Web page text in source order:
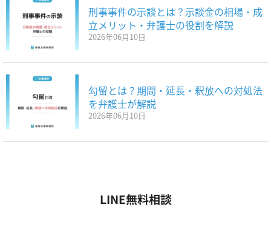
刑事事件の示談とは？示談金の相場・成
立メリット・弁護士の役割を解説
2026年06月10日
勾留とは？期間・延長・釈放への対処法
を弁護士が解説
2026年06月10日
LINE無料相談